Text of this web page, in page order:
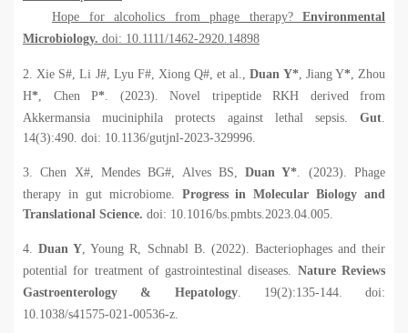
Hope for alcoholics from phage therapy? Environmental
Microbiology. doi: 10.1111/1462-2920.14898
2. Xie S#, Li J#, Lyu F#, Xiong Q#, et al.,Duan Y*, Jiang Y*, Zhou
H*, Chen P*. (2023). Novel tripeptide RKH derived from
Akkermansia muciniphila protects against lethal sepsis.Gut.
14(3):490. doi: 10.1136/gutjnl-2023-329996.
3. Chen X#, Mendes BG#, Alves BS,Duan Y*. (2023). Phage
therapy in gut microbiome. Progress in Molecular Biology and
Translational Science. doi: 10.1016/bs.pmbts.2023.04.005.
4.Duan Y, Young R, Schnabl B. (2022). Bacteriophages and their
potential for treatment of gastrointestinal diseases. Nature Reviews
Gastroenterology & Hepatology. 19(2):135-144. doi:
10.1038/s41575-021-00536-z.